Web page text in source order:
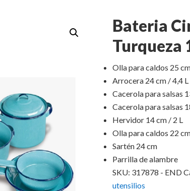
Bateria
Turqueza
Olla para caldos 25
Arrocera 24 cm / 4,4 L
Cacerola para salsas
Cacerola para salsas
Hervidor 14 cm / 2 L
Olla para caldos 22
Sartén 24 cm
Parrilla de alambre
SKU: 317878 - END
utensilios